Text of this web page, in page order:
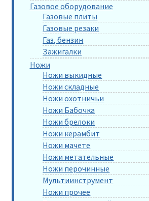
Газовое оборудование
Газовые плиты
Газовые резаки
Газ, бензин
Зажигалки
Ножи
Ножи выкидные
Ножи складные
Ножи охотничьи
Ножи Бабочка
Ножи брелоки
Ножи керамбит
Ножи мачете
Ножи метательные
Ножи перочинные
Мультиинструмент
Ножи прочее